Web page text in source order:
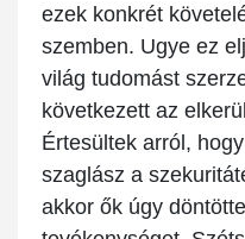
ezek konkrét
szemben. Ugye ez
világ tudomást
következett az
Értesültek arról,
szaglász a
akkor ők úgy